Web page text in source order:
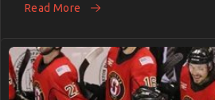
Read More